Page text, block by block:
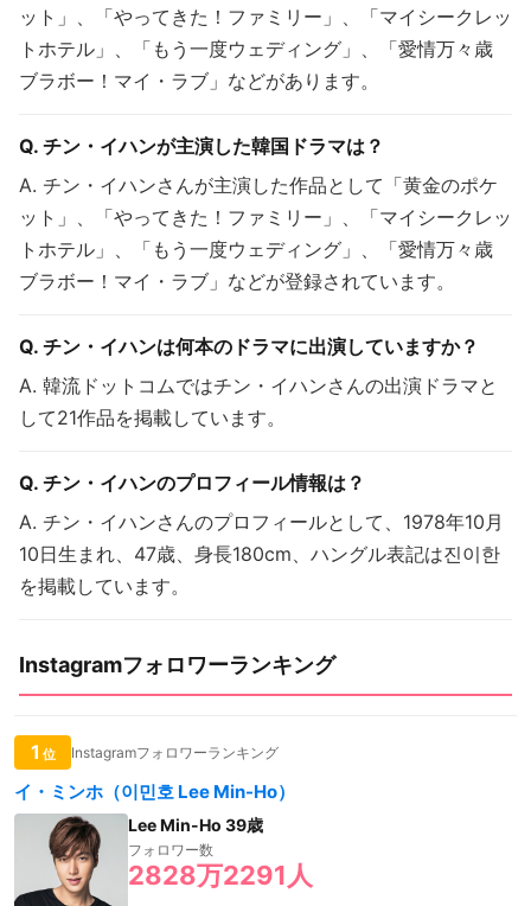
ット」、「やってきた！ファミリー」、「マイシークレッ
トホテル」、「もう一度ウェディング」、「愛情万々歳
ブラボー！マイ・ラブ」などがあります。
Q. チン・イハンが主演した韓国ドラマは？
A. チン・イハンさんが主演した作品として「黄金のポケ
ット」、「やってきた！ファミリー」、「マイシークレッ
トホテル」、「もう一度ウェディング」、「愛情万々歳
ブラボー！マイ・ラブ」などが登録されています。
Q. チン・イハンは何本のドラマに出演していますか？
A. 韓流ドットコムではチン・イハンさんの出演ドラマと
して21作品を掲載しています。
Q. チン・イハンのプロフィール情報は？
A. チン・イハンさんのプロフィールとして、1978年10月
10日生まれ、47歳、身長180cm、ハングル表記は진이한
を掲載しています。
Instagramフォロワーランキング
1 位 Instagramフォロワーランキング
イ・ミンホ（이민호 Lee Min-Ho）
Lee Min-Ho 39歳
フォロワー数
2828万2291人